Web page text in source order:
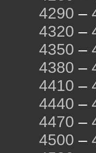
4290 –
4320 –
4350 –
4380 –
4410 –
4440 –
4470 –
4500 –